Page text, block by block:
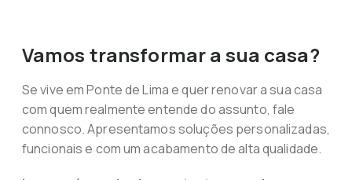
Vamos transformar a sua casa?
Se vive em Ponte de Lima e quer renovar a sua casa
com quem realmente entende do assunto, fale
connosco. Apresentamos soluções personalizadas,
funcionais e com um acabamento de alta qualidade.